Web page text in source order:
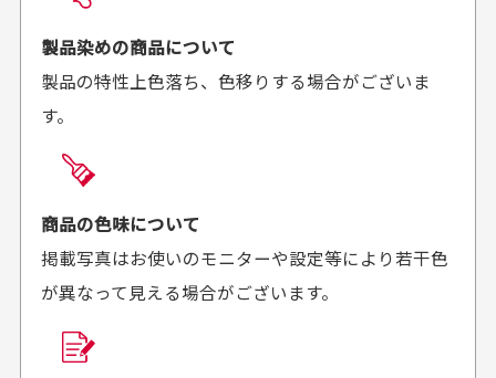
がとうございます。丁寧
に梱包されていて、商品
の状態も良好でした。気
があればよろしくお願い
来ました。またお願いし
お届け希望日時をご指定頂けます。
ご注文時にご指定下さい。
商品の受け渡しは、ゆうパックでの配送のみとさせて
頂いております。
商品購入からどれくらいで発送してもらえます
か？
製品染めの商品について
製品の特性上色落ち、色移りする場合がございま
す。
商品の色味について
掲載写真はお使いのモニターや設定等により若干色
が異なって見える場合がございます。